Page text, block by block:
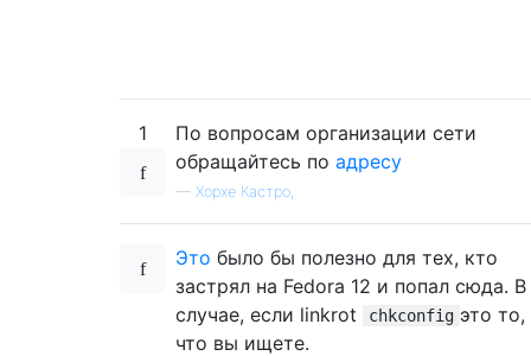
1
По вопросам организации сети
обращайтесь по адресу
— Хорхе Кастро,
Это было бы полезно для тех, кто
застрял на Fedora 12 и попал сюда. В
случае, если linkrot
chkconfig это то,
что вы ищете.